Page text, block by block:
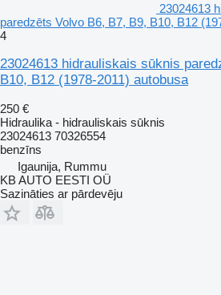
23024613
paredzēts Volvo B6, B7, B9, B10, B12
4
23024613 hidrauliskais sūknis
B10, B12 (1978-2011) autobusa
250 €
Hidraulika - hidrauliskais sūknis
23024613 70326554
benzīns
Igaunija, Rummu
KB AUTO EESTI OÜ
Sazināties ar pārdevēju